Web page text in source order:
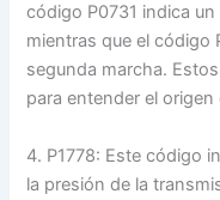
código P0731 indica
mientras que el código
segunda marcha.
para entender el
4. P1778: Este código
la presión de la